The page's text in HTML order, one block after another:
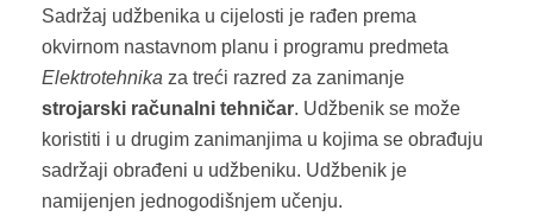
Sadržaj udžbenika u cijelosti je rađen prema
okvirnom nastavnom planu i programu predmeta
Elektrotehnika za treći razred za zanimanje
strojarski računalni tehničar. Udžbenik se može
koristiti i u drugim zanimanjima u kojima se obrađuju
sadržaji obrađeni u udžbeniku. Udžbenik je
namijenjen jednogodišnjem učenju.